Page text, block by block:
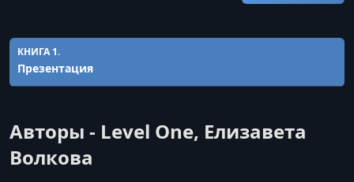
КНИГА 1.
Презентация
Авторы - Level One, Елизавета
Волкова